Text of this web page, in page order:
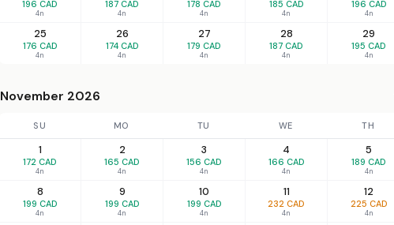
196 CAD
4n
187 CAD
4n
178 CAD
4n
185 CAD
4n
196 CAD
4n
25
176 CAD
4n
26
174 CAD
4n
27
179 CAD
4n
28
187 CAD
4n
29
195 CAD
4n
November 2026
SU MO TU WE TH
1
172 CAD
4n
2
165 CAD
4n
3
156 CAD
4n
4
166 CAD
4n
5
189 CAD
4n
8
199 CAD
4n
9
199 CAD
4n
10
199 CAD
4n
11
232 CAD
4n
12
225 CAD
4n